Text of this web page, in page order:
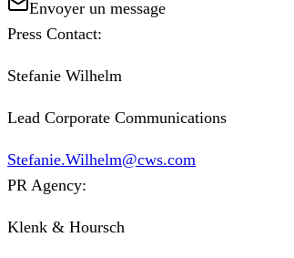
Envoyer un message
Press Contact:
Stefanie Wilhelm
Lead Corporate Communications
Stefanie.Wilhelm@cws.com
PR Agency:
Klenk & Hoursch